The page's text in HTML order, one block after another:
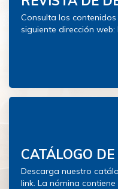
Consulta los
siguiente dirección
CATÁLOGO
Descarga nuestro
link. La nómina